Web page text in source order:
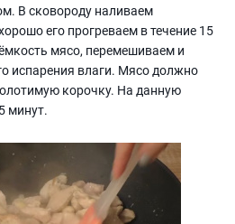
В сковороду наливаем
его прогреваем в течение 15
мясо, перемешиваем и
испарения влаги. Мясо должно
корочку. На данную
минут.